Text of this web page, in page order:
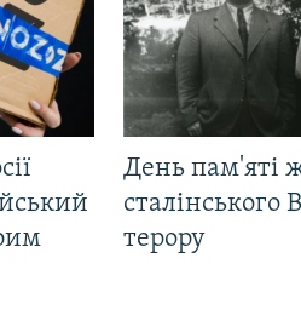
День пам'яті
сталінського
терору